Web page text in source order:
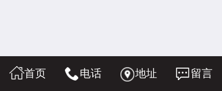
首页 电话 地址 留言